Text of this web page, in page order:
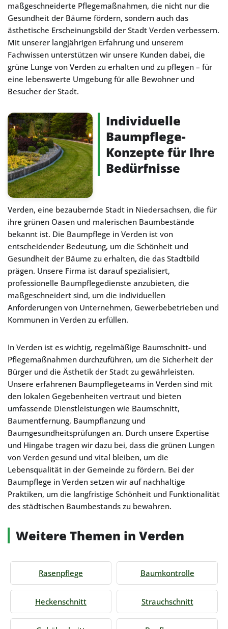
maßgeschneiderte Pflegemaßnahmen, die nicht nur die
Gesundheit der Bäume fördern, sondern auch das
ästhetische Erscheinungsbild der Stadt Verden verbessern.
Mit unserer langjährigen Erfahrung und unserem
Fachwissen unterstützen wir unsere Kunden dabei, die
grüne Lunge von Verden zu erhalten und zu pflegen – für
eine lebenswerte Umgebung für alle Bewohner und
Besucher der Stadt.
Individuelle
Baumpflege-
Konzepte für Ihre
Bedürfnisse
Verden, eine bezaubernde Stadt in Niedersachsen, die für
ihre grünen Oasen und malerischen Baumbestände
bekannt ist. Die Baumpflege in Verden ist von
entscheidender Bedeutung, um die Schönheit und
Gesundheit der Bäume zu erhalten, die das Stadtbild
prägen. Unsere Firma ist darauf spezialisiert,
professionelle Baumpflegedienste anzubieten, die
maßgeschneidert sind, um die individuellen
Anforderungen von Unternehmen, Gewerbebetrieben und
Kommunen in Verden zu erfüllen.
In Verden ist es wichtig, regelmäßige Baumschnitt- und
Pflegemaßnahmen durchzuführen, um die Sicherheit der
Bürger und die Ästhetik der Stadt zu gewährleisten.
Unsere erfahrenen Baumpflegeteams in Verden sind mit
den lokalen Gegebenheiten vertraut und bieten
umfassende Dienstleistungen wie Baumschnitt,
Baumentfernung, Baumpflanzung und
Baumgesundheitsprüfungen an. Durch unsere Expertise
und Hingabe tragen wir dazu bei, dass die grünen Lungen
von Verden gesund und vital bleiben, um die
Lebensqualität in der Gemeinde zu fördern. Bei der
Baumpflege in Verden setzen wir auf nachhaltige
Praktiken, um die langfristige Schönheit und Funktionalität
des städtischen Baumbestands zu bewahren.
Weitere Themen in Verden
Rasenpflege Baumkontrolle
Heckenschnitt Strauchschnitt